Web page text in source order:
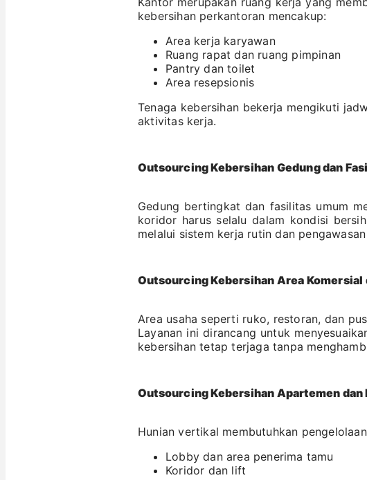
kebersihan perkantoran mencakup:
Area kerja karyawan
Ruang rapat dan ruang pimpinan
Pantry dan toilet
Area resepsionis
Tenaga kebersihan bekerja mengikuti
aktivitas kerja.
Outsourcing Kebersihan Gedung dan
Gedung bertingkat dan fasilitas umum
koridor harus selalu dalam kondisi
melalui sistem kerja rutin dan
Outsourcing Kebersihan Area Komersial
Area usaha seperti ruko, restoran, dan
Layanan ini dirancang untuk
kebersihan tetap terjaga tanpa
Outsourcing Kebersihan Apartemen dan
Hunian vertikal membutuhkan
Lobby dan area penerima tamu
Koridor dan lift